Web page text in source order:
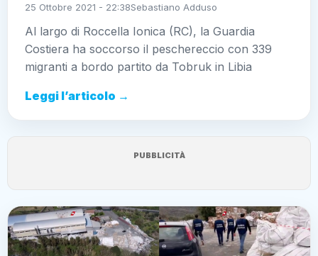
25 Ottobre 2021 - 22:38Sebastiano Adduso
Al largo di Roccella Ionica (RC), la Guardia
Costiera ha soccorso il peschereccio con 339
migranti a bordo partito da Tobruk in Libia
Leggi l’articolo →
PUBBLICITÀ